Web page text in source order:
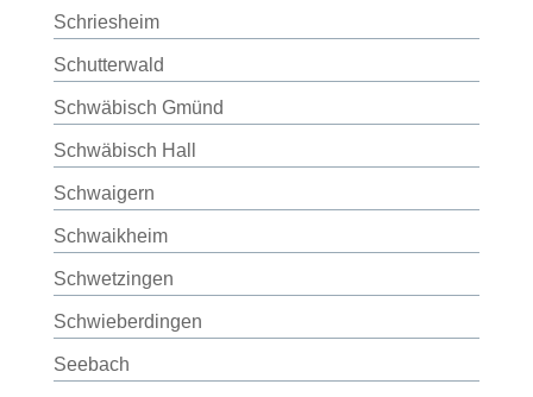
Schriesheim
Schutterwald
Schwäbisch Gmünd
Schwäbisch Hall
Schwaigern
Schwaikheim
Schwetzingen
Schwieberdingen
Seebach